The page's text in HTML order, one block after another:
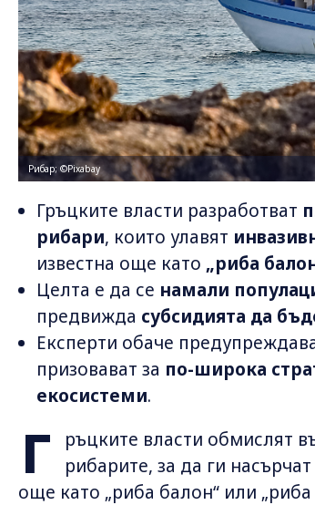
Рибар; ©Pixabay
Гръцките власти разработват
рибари, които улавят
известна още като „риба
Целта е да се намали
предвижда субсидията да
Експерти обаче
призовават за по-широка
екосистеми.
Г
ръцките власти обмислят
рибарите, за да ги
още като „риба балон“ или „риба